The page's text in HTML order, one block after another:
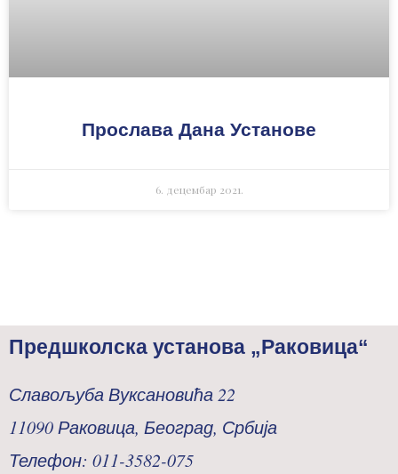
Прослава Дана Установе
6. децембар 2021.
Предшколска установа „Раковица“
Славољуба Вуксановића 22
11090 Раковица, Београд, Србија
Телефон: 011-3582-075